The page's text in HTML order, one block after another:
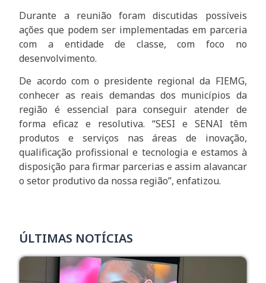
Durante a reunião foram discutidas possíveis
ações que podem ser implementadas em parceria
com a entidade de classe, com foco no
desenvolvimento.
De acordo com o presidente regional da FIEMG,
conhecer as reais demandas dos municípios da
região é essencial para conseguir atender de
forma eficaz e resolutiva. “SESI e SENAI têm
produtos e serviços nas áreas de inovação,
qualificação profissional e tecnologia e estamos à
disposição para firmar parcerias e assim alavancar
o setor produtivo da nossa região”, enfatizou.
ÚLTIMAS NOTÍCIAS